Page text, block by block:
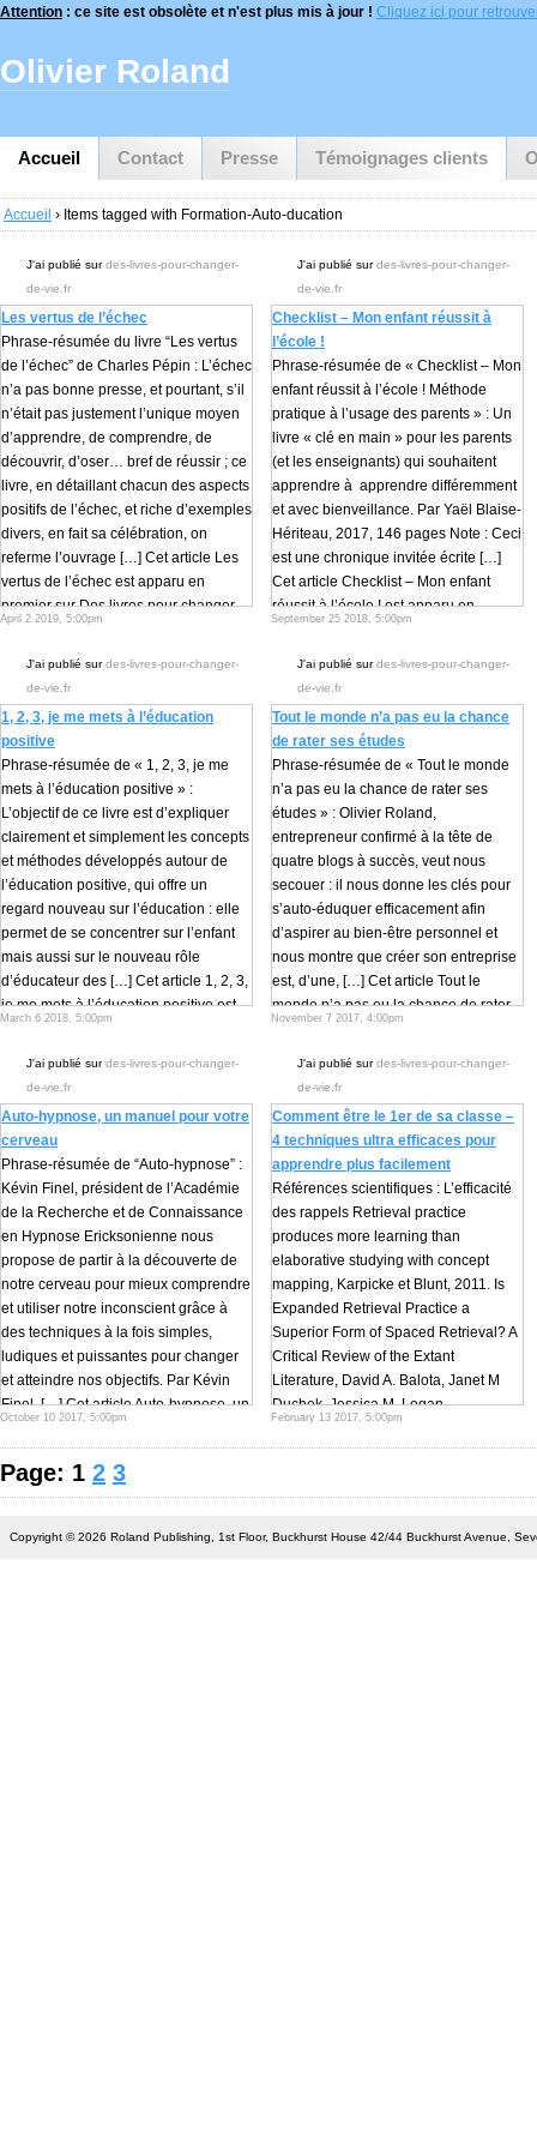
Attention : ce site est obsolète et n'est plus mis à jour ! Cliquez ici pour
Accueil Contact Presse Témoignages clients
Olivier Roland
Accueil › Items tagged with Formation-Auto-ducation
J'ai publié surdes-livres-pour-changer-
de-vie.fr
Les vertus de l’échec
Phrase-résumée du livre “Les vertus
de l’échec” de Charles Pépin : L’échec
n’a pas bonne presse, et pourtant, s’il
n’était pas justement l’unique moyen
d’apprendre, de comprendre, de
découvrir, d’oser… bref de réussir ; ce
livre, en détaillant chacun des aspects
positifs de l’échec, et riche d’exemples
divers, en fait sa célébration, on
referme l’ouvrage […] Cet article Les
vertus de l’échec est apparu en
premier sur Des livres pour changer
de vie.
April 2 2019, 5:00pm
J'ai publié surdes-livres-pour-changer-
de-vie.fr
Checklist – Mon enfant réussit à
l’école !
Phrase-résumée de « Checklist – Mon
enfant réussit à l’école ! Méthode
pratique à l’usage des parents » : Un
livre « clé en main » pour les parents
(et les enseignants) qui souhaitent
apprendre à apprendre différemment
et avec bienveillance. Par Yaël Blaise-
Hériteau, 2017, 146 pages Note : Ceci
est une chronique invitée écrite […]
Cet article Checklist – Mon enfant
réussit à l’école ! est apparu en
premier sur Des livres pour changer
September 25 2018, 5:00pm
J'ai publié surdes-livres-pour-changer-
de-vie.fr
1, 2, 3, je me mets à l’éducation
positive
Phrase-résumée de « 1, 2, 3, je me
mets à l’éducation positive » :
L’objectif de ce livre est d’expliquer
clairement et simplement les concepts
et méthodes développés autour de
l’éducation positive, qui offre un
regard nouveau sur l’éducation : elle
permet de se concentrer sur l’enfant
mais aussi sur le nouveau rôle
d’éducateur des […] Cet article 1, 2, 3,
je me mets à l’éducation positive est
apparu en premier sur Des livres pour
March 6 2018, 5:00pm
J'ai publié surdes-livres-pour-changer-
de-vie.fr
Tout le monde n’a pas eu la chance
de rater ses études
Phrase-résumée de « Tout le monde
n’a pas eu la chance de rater ses
études » : Olivier Roland,
entrepreneur confirmé à la tête de
quatre blogs à succès, veut nous
secouer : il nous donne les clés pour
s’auto-éduquer efficacement afin
d’aspirer au bien-être personnel et
nous montre que créer son entreprise
est, d’une, […] Cet article Tout le
monde n’a pas eu la chance de rater
ses études est apparu en premier sur
November 7 2017, 4:00pm
J'ai publié surdes-livres-pour-changer-
de-vie.fr
Auto-hypnose, un manuel pour votre
cerveau
Phrase-résumée de “Auto-hypnose” :
Kévin Finel, président de l’Académie
de la Recherche et de Connaissance
en Hypnose Ericksonienne nous
propose de partir à la découverte de
notre cerveau pour mieux comprendre
et utiliser notre inconscient grâce à
des techniques à la fois simples,
ludiques et puissantes pour changer
et atteindre nos objectifs. Par Kévin
Finel, […] Cet article Auto-hypnose, un
manuel pour votre cerveau est apparu
en premier sur Des livres pour
changer de vie.
Continuer à lire...
October 10 2017, 5:00pm
J'ai publié surdes-livres-pour-changer-
de-vie.fr
Comment être le 1er de sa classe –
4 techniques ultra efficaces pour
apprendre plus facilement
Références scientifiques : L’efficacité
des rappels Retrieval practice
produces more learning than
elaborative studying with concept
mapping, Karpicke et Blunt, 2011. Is
Expanded Retrieval Practice a
Superior Form of Spaced Retrieval? A
Critical Review of the Extant
Literature, David A. Balota, Janet M
Duchek, Jessica M. Logan
Metacognitive strategies in student
learning: do students practise […]
February 13 2017, 5:00pm
Page: 1 2 3
Copyright © 2026 Roland Publishing, 1st Floor, Buckhurst House 42/44 Buckhurst Avenue,